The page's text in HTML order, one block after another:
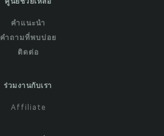
ศูนย์ช่วยเหลือ
คำแนะนำ
คำถามที่พบบ่อย
ติดต่อ
ร่วมงานกับเรา
Affiliate